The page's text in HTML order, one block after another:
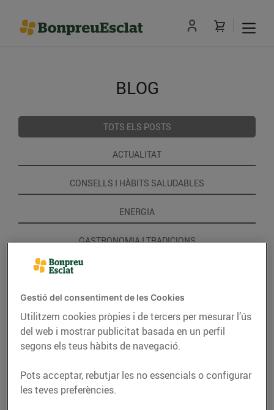
BLOG
TOTS ELS POSTS
ACTUALITAT
CONSELLS I HÀBITS SALUDABLES
ENERGIA
GASTRONOMIA I TRADICIONS
Gestió del consentiment de les Cookies
Utilitzem cookies pròpies i de tercers per mesurar l’ús
del web i mostrar publicitat basada en un perfil
segons els teus hàbits de navegació.
Pots acceptar, rebutjar les no essencials o configurar
les teves preferències.